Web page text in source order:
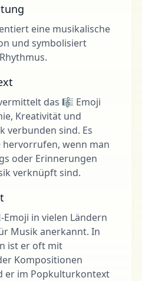
eine musikalische
und symbolisiert
das 🎼 Emoji
Kreativität und
verbunden sind. Es
hervorrufen, wenn man
oder Erinnerungen
verknüpft sind.
in vielen Ländern
Musik anerkannt. In
ist er oft mit
Kompositionen
er im Popkulturkontext